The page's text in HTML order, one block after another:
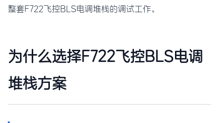
整套F722飞控BLS电调堆栈的调试工作。
为什么选择F722飞控BLS电调
堆栈方案